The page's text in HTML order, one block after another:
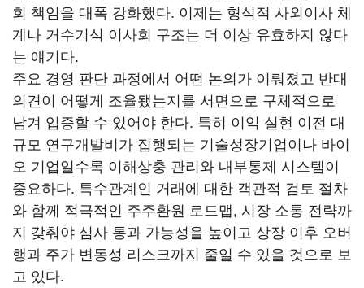
회 책임을 대폭 강화했다. 이제는 형식적 사외이사 체
계나 거수기식 이사회 구조는 더 이상 유효하지 않다
는 얘기다.
주요 경영 판단 과정에서 어떤 논의가 이뤄졌고 반대
의견이 어떻게 조율됐는지를 서면으로 구체적으로
남겨 입증할 수 있어야 한다. 특히 이익 실현 이전 대
규모 연구개발비가 집행되는 기술성장기업이나 바이
오 기업일수록 이해상충 관리와 내부통제 시스템이
중요하다. 특수관계인 거래에 대한 객관적 검토 절차
와 함께 적극적인 주주환원 로드맵, 시장 소통 전략까
지 갖춰야 심사 통과 가능성을 높이고 상장 이후 오버
행과 주가 변동성 리스크까지 줄일 수 있을 것으로 보
고 있다.